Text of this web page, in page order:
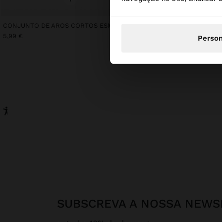
5,99 €
SUBSCREVA A NOSSA